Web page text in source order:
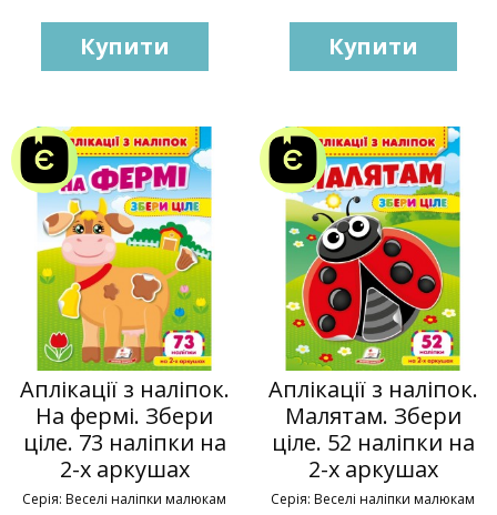
Купити Купити
Аплікації з наліпок.
На фермі. Збери
ціле. 73 наліпки на
2-х аркушах
Серія: Веселі наліпки малюкам
Аплікації з наліпок.
Малятам. Збери
ціле. 52 наліпки на
2-х аркушах
Серія: Веселі наліпки малюкам